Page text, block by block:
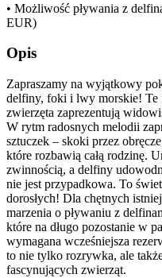
• Możliwość pływania z
EUR)
Opis
Zapraszamy na wyjątkowy
delfiny, foki i lwy morskie! Te
zwierzęta zaprezentują
W rytm radosnych melodii
sztuczek – skoki przez
które rozbawią całą rodzinę.
zwinnością, a delfiny
nie jest przypadkowa. To
dorosłych! Dla chętnych
marzenia o pływaniu z
które na długo pozostanie w
wymagana wcześniejsza
to nie tylko rozrywka, ale
fascynujących zwierząt.